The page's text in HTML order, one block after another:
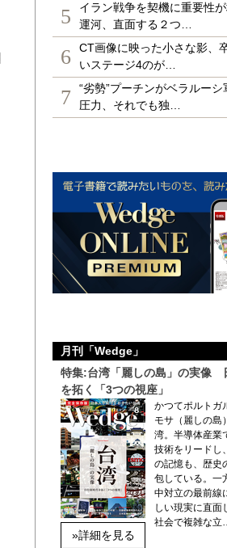
5
イラン戦争を契機に重要性
運河、直面する２つ…
6
CT画像に映った小さな影、
いステージ4のが…
7
“劣勢”プーチンがベラルー
圧力、それでも独…
月刊「Wedge」
特集:台湾「麗しの島」の実像
を拓く「3つの視座」
»詳細を見る
かつてポルトガ
モサ（麗しの島
湾。半導体産業
技術をリードし
の記憶も、歴史
包している。一
中対立の最前線
しい現実に直面
社会で複雑な立